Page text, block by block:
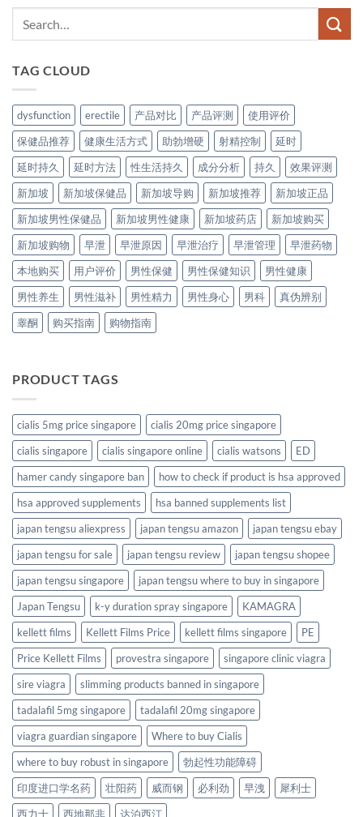
TAG CLOUD
dysfunction erectile 产品对比 产品评测
使用评价
保健品推荐
健康生活方式 助勃增硬 射精控制
延时
延时持久
延时方法 性生活持久 成分分析 持久
效果评测
新加坡
新加坡保健品 新加坡导购 新加坡推荐
新加坡正品
新加坡男性保健品
新加坡男性健康 新加坡药店
新加坡购买
新加坡购物
早泄 早泄原因 早泄治疗 早泄管理
早泄药物
本地购买
用户评价 男性保健 男性保健知识
男性健康
男性养生
男性滋补 男性精力 男性身心 男科
真伪辨别
睾酮
购买指南 购物指南
PRODUCT TAGS
cialis 5mg price singapore
cialis 20mg price singapore
cialis singapore
cialis singapore online cialis watsons
ED
hamer candy singapore ban
how to check if product is hsa approved
hsa approved supplements
hsa banned supplements list
japan tengsu aliexpress
japan tengsu amazon
japan tengsu ebay
japan tengsu for sale
japan tengsu review
japan tengsu shopee
japan tengsu singapore
japan tengsu where to buy in singapore
Japan Tengsu
k-y duration spray singapore
KAMAGRA
kellett films
Kellett Films Price kellett films singapore
PE
Price Kellett Films
provestra singapore
singapore clinic viagra
sire viagra
slimming products banned in singapore
tadalafil 5mg singapore
tadalafil 20mg singapore
viagra guardian singapore
Where to buy Cialis
where to buy robust in singapore
勃起性功能障碍
印度进口学名药
壮阳药 威而钢 必利劲 早洩
犀利士
西力士
西地那非 达泊西汀